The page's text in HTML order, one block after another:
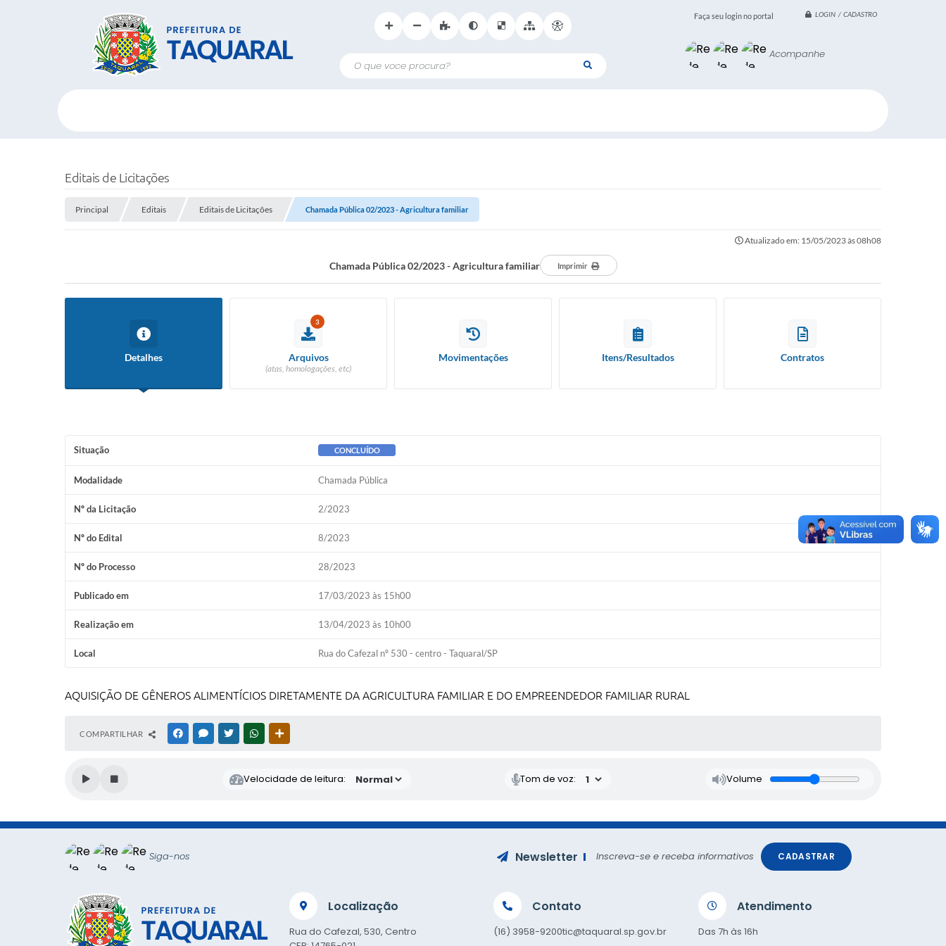
Faça seu login no portal LOGIN / CADASTRO
O que voce procura?
Acompanhe
Editais de Licitações
Principal Editais Editais de Licitações Chamada Pública 02/2023 - Agricultura familiar
Atualizado em: 15/05/2023 às 08h08
Chamada Pública 02/2023 - Agricultura familiar Imprimir
Detalhes
3
Arquivos
(atas, homologações, etc)
Movimentações Itens/Resultados Contratos
Situação CONCLUÍDO
Modalidade Chamada Pública
Nº da Licitação 2/2023
Nº do Edital 8/2023
Nº do Processo 28/2023
Publicado em 17/03/2023 às 15h00
Realização em 13/04/2023 às 10h00
Local Rua do Cafezal nº 530 - centro - Taquaral/SP
AQUISIÇÃO DE GÊNEROS ALIMENTÍCIOS DIRETAMENTE DA AGRICULTURA FAMILIAR E DO EMPREENDEDOR FAMILIAR RURAL
COMPARTILHAR FACEBOOKMESSENGER
TWITTERWHATSAPP
Velocidade de leitura: Tom de voz: Volume
Siga-nos
Localização
Rua do Cafezal, 530, Centro
Contato
(16) 3958-9200tic@taquaral.sp.gov.br
Atendimento
Das 7h às 16h
Newsletter Inscreva-se e receba informativos CADASTRAR